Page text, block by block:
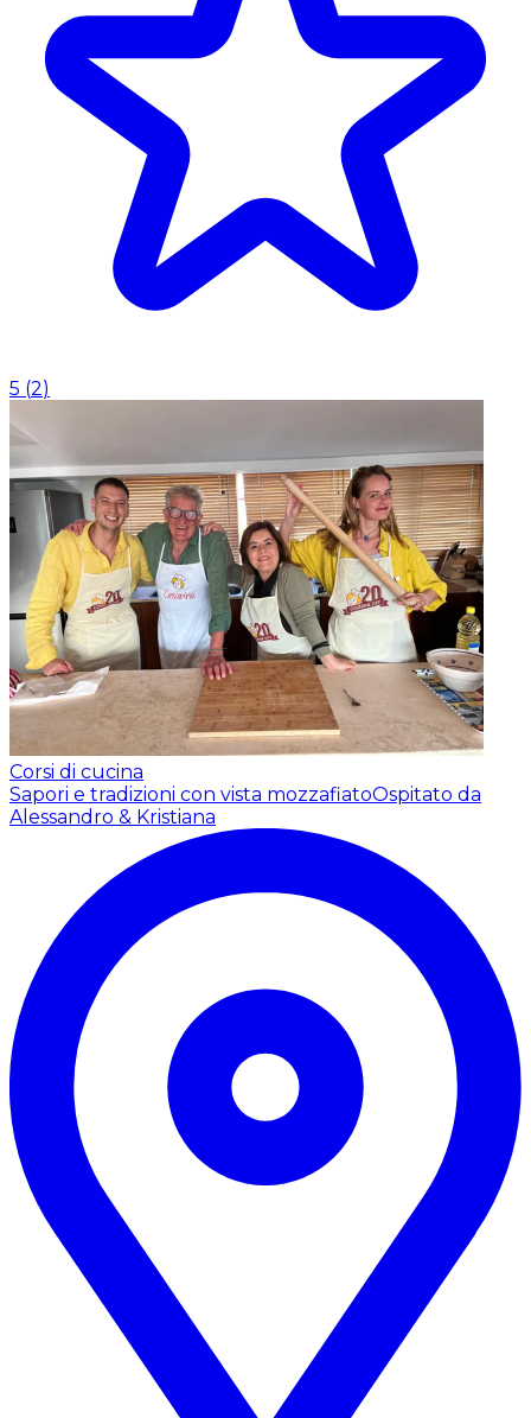
5 (2)
Corsi di cucina
Sapori e tradizioni con vista mozzafiatoOspitato da
Alessandro & Kristiana